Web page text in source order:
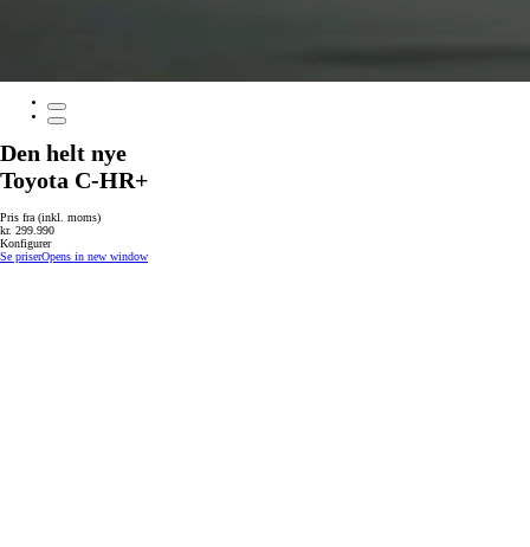
Den helt nye
Toyota C-HR+
Pris fra (inkl. moms)
kr. 299.990
Konfigurer
Se priserOpens in new window